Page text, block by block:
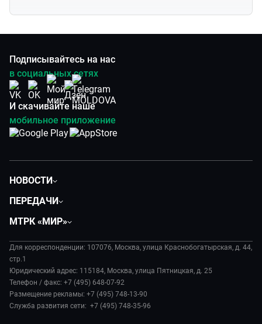
Подписывайтесь на нас
в социальных сетях
И скачивайте наше
мобильное приложение
НОВОСТИ
Экономика
Происшествия
Культура
ПЕРЕДАЧИ
Евразия. Культурно
Евразия. Регионы
Наши иностранцы
Пять причин поехать в...
МТРК «МИР»
История
Руководство
Новости
Пресса о нас
Для корреспонденции: 107076, Москва, улица Краснобогатырская, д. 44,
стр.1
Юридический адрес: 115184, Москва, улица Пятницкая, д. 25
Телефон / факс: +7 (495) 648-07-92
Размещение рекламы: +7 (495) 748-13-90
Служба развития сети: +7 (495) 748-35-96